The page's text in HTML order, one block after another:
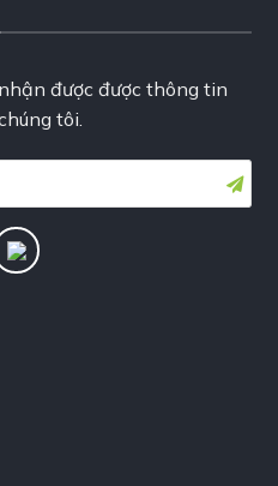
được được thông tin
tôi.